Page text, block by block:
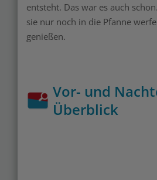
entsteht. Das war es auch
sie nur noch in die Pfanne
genießen.
Vor- und
Überblick